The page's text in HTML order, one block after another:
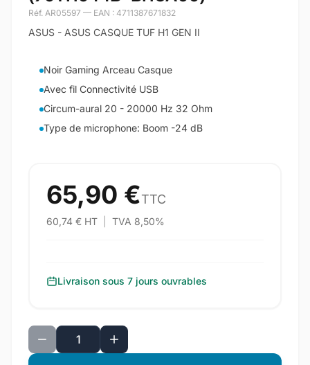
Réf. AR05597 — EAN : 4711387671832
ASUS - ASUS CASQUE TUF H1 GEN II
Noir Gaming Arceau Casque
Avec fil Connectivité USB
Circum-aural 20 - 20000 Hz 32 Ohm
Type de microphone: Boom -24 dB
65,90 €TTC
60,74 € HT TVA 8,50%
Livraison sous 7 jours ouvrables